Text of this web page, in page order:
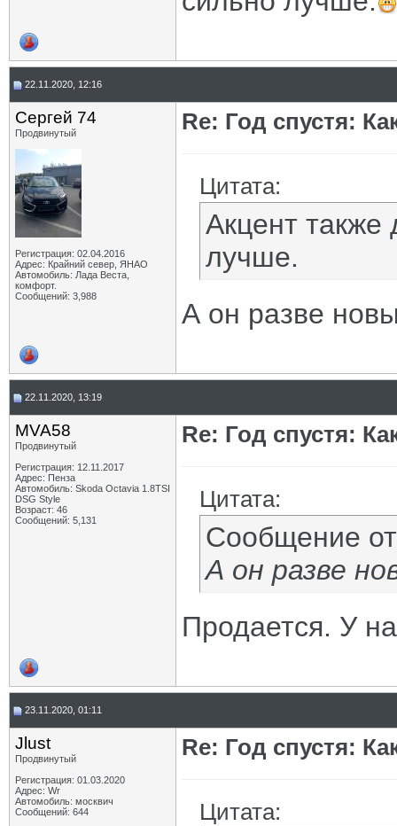
22.11.2020, 12:16
Сергей 74
Продвинутый
Регистрация: 02.04.2016
Адрес: Крайний север, ЯНАО
Автомобиль: Лада Веста,
комфорт.
Сообщений: 3,988
Re: Год спустя:
Цитата:
Акцент
лучше.
А он разве
22.11.2020, 13:19
MVA58
Продвинутый
Регистрация: 12.11.2017
Адрес: Пенза
Автомобиль: Skoda Octavia 1.8TSI
DSG Style
Возраст: 46
Сообщений: 5,131
Re: Год спустя:
Цитата:
Сообщение
А он разве
Продается. У
23.11.2020, 01:11
Jlust
Продвинутый
Регистрация: 01.03.2020
Адрес: Wr
Автомобиль: москвич
Сообщений: 644
Re: Год спустя:
Цитата: